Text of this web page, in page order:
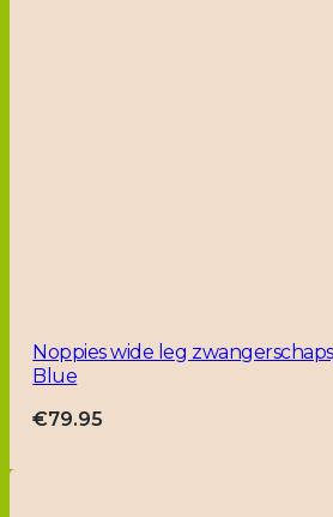
Noppies wide leg
Blue
€79.95